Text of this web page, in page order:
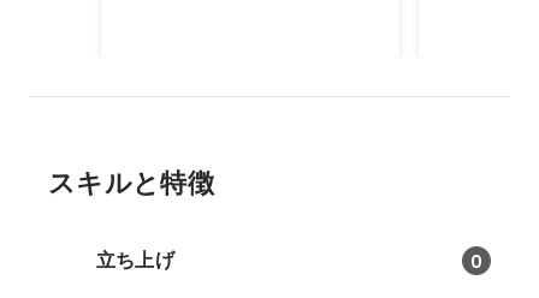
スキルと特徴
立ち上げ 0